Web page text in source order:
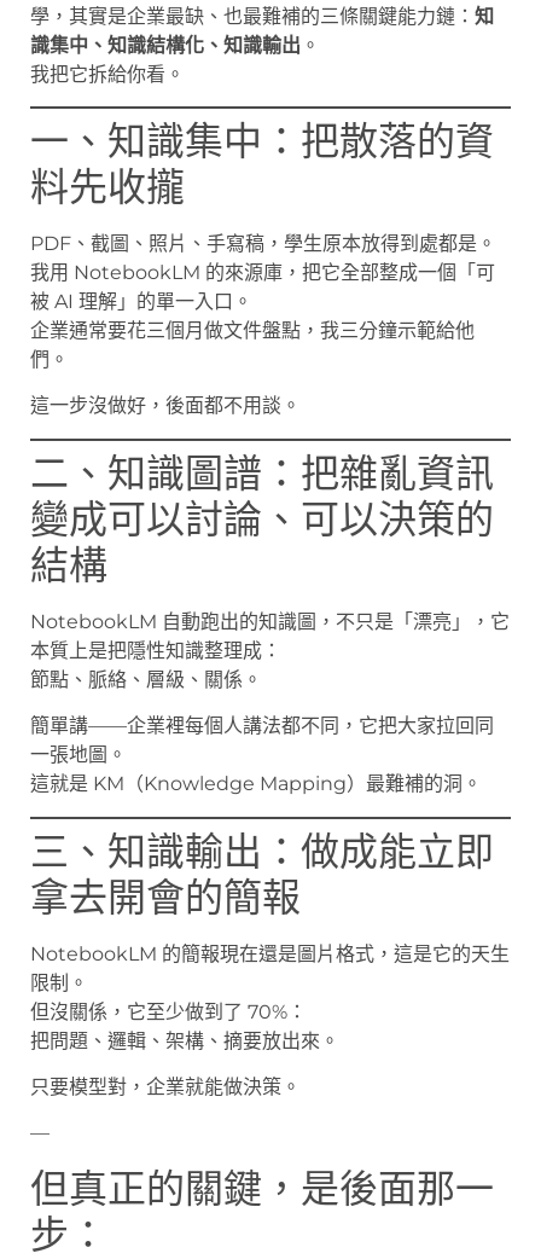
學，其實是企業最缺、也最難補的三條關鍵能力鏈： 知
識集中、知識結構化、知識輸出 。
我把它拆給你看。
一、知識集中：把散落的資
料先收攏
PDF、截圖、照片、手寫稿，學生原本放得到處都是。
我用 NotebookLM 的來源庫，把它全部整成一個「可
被 AI 理解」的單一入口。
企業通常要花三個月做文件盤點，我三分鐘示範給他
們。
這一步沒做好，後面都不用談。
二、知識圖譜：把雜亂資訊
變成可以討論、可以決策的
結構
NotebookLM 自動跑出的知識圖，不只是「漂亮」，它
本質上是把隱性知識整理成：
節點、脈絡、層級、關係。
簡單講——企業裡每個人講法都不同，它把大家拉回同
一張地圖。
這就是 KM（Knowledge Mapping）最難補的洞。
三、知識輸出：做成能立即
拿去開會的簡報
NotebookLM 的簡報現在還是圖片格式，這是它的天生
限制。
但沒關係，它至少做到了 70%：
把問題、邏輯、架構、摘要放出來。
只要模型對，企業就能做決策。
—
但真正的關鍵，是後面那一
步：